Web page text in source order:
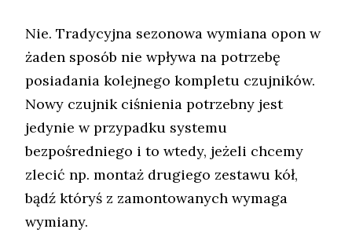
Nie. Tradycyjna sezonowa wymiana opon w
żaden sposób nie wpływa na potrzebę
posiadania kolejnego kompletu czujników.
Nowy czujnik ciśnienia potrzebny jest
jedynie w przypadku systemu
bezpośredniego i to wtedy, jeżeli chcemy
zlecić np. montaż drugiego zestawu kół,
bądź któryś z zamontowanych wymaga
wymiany.